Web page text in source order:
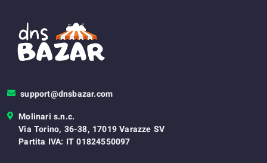
support@dnsbazar.com
Molinari s.n.c.
Via Torino, 36-38, 17019 Varazze SV
Partita IVA: IT 01824550097